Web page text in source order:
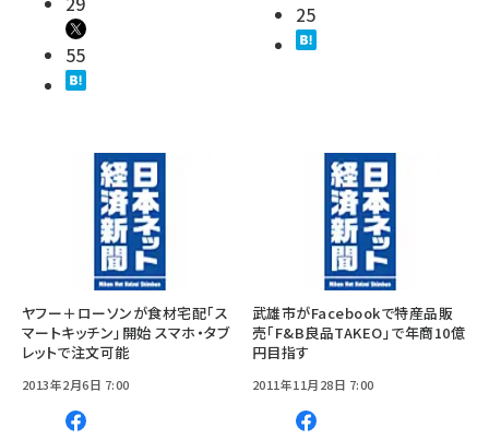
55
25
ヤフー＋ローソンが食材宅配「ス
マートキッチン」開始 スマホ・タブ
レットで注文可能
2013年2月6日 7:00
武雄市がFacebookで特産品販
売「F&B良品TAKEO」で年商10億
円目指す
2011年11月28日 7:00